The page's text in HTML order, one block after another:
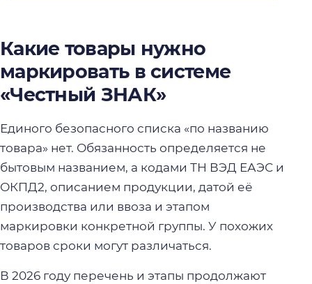
Какие товары нужно
маркировать в системе
«Честный ЗНАК»
Единого безопасного списка «по названию
товара» нет. Обязанность определяется не
бытовым названием, а кодами ТН ВЭД ЕАЭС и
ОКПД2, описанием продукции, датой её
производства или ввоза и этапом
маркировки конкретной группы. У похожих
товаров сроки могут различаться.
В 2026 году перечень и этапы продолжают